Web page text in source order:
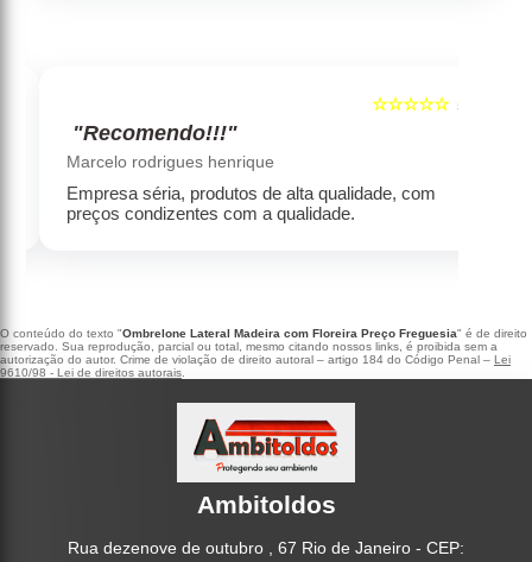
5
☆☆☆☆☆
"Recomendo!!!"
Marcelo rodrigues henrique
Empresa séria, produtos de alta qualidade, com
preços condizentes com a qualidade.
O conteúdo do texto "Ombrelone Lateral Madeira com Floreira Preço Freguesia" é de direito
reservado. Sua reprodução, parcial ou total, mesmo citando nossos links, é proibida sem a
autorização do autor. Crime de violação de direito autoral – artigo 184 do Código Penal – Lei
9610/98 - Lei de direitos autorais
Ambitoldos
Rua dezenove de outubro , 67 Rio de Janeiro - CEP: